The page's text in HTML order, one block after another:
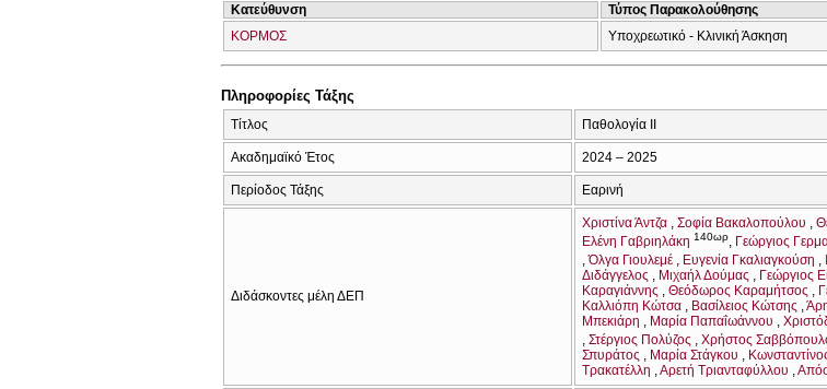
Κατεύθυνση Τύπος Παρακολούθησης
ΚΟΡΜΟΣ
Υποχρεωτικό - Κλινική Άσκηση
Πληροφορίες Τάξης
Τίτλος Παθολογία II
Ακαδημαϊκό Έτος 2024 – 2025
Περίοδος Τάξης Εαρινή
Διδάσκοντες μέλη ΔΕΠ
Χριστίνα Άντζα Σοφία Βακαλοπούλου
Ελένη Γαβριηλάκη 140ωρ Γεώργιος
Όλγα Γιουλεμέ
Ευγενία Γκαλιαγκούση
Διδάγγελος
Μιχαήλ Δούμας Γεώργιος
Καραγιάννης
Θεόδωρος Καραμήτσος
Καλλιόπη Κώτσα
Βασίλειος Κώτσης
Μπεκιάρη
Μαρία Παπαΐωάννου
Στέργιος Πολύζος
Χρήστος
Σπυράτος
Μαρία Στάγκου
Τρακατέλλη
Αρετή Τριανταφύλλου